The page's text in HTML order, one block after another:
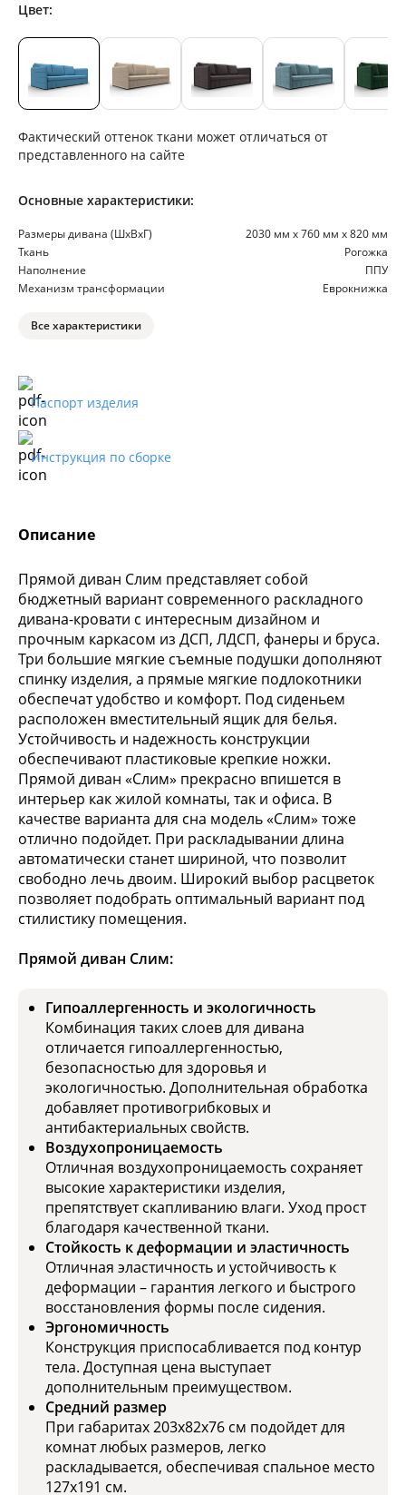
Описание
Прямой диван Слим представляет собой
бюджетный вариант современного раскладного
дивана-кровати с интересным дизайном и
прочным каркасом из ДСП, ЛДСП, фанеры и бруса.
Три большие мягкие съемные подушки дополняют
спинку изделия, а прямые мягкие подлокотники
обеспечат удобство и комфорт. Под сиденьем
расположен вместительный ящик для белья.
Устойчивость и надежность конструкции
обеспечивают пластиковые крепкие ножки.
Прямой диван «Слим» прекрасно впишется в
интерьер как жилой комнаты, так и офиса. В
качестве варианта для сна модель «Слим» тоже
отлично подойдет. При раскладывании длина
автоматически станет шириной, что позволит
свободно лечь двоим. Широкий выбор расцветок
позволяет подобрать оптимальный вариант под
стилистику помещения.
Прямой диван Слим:
Гипоаллергенность и экологичность
Комбинация таких слоев для дивана
отличается гипоаллергенностью,
безопасностью для здоровья и
экологичностью. Дополнительная обработка
добавляет противогрибковых и
антибактериальных свойств.
Воздухопроницаемость
Отличная воздухопроницаемость сохраняет
высокие характеристики изделия,
препятствует скапливанию влаги. Уход прост
благодаря качественной ткани.
Стойкость к деформации и эластичность
Отличная эластичность и устойчивость к
деформации – гарантия легкого и быстрого
восстановления формы после сидения.
Эргономичность
Конструкция приспосабливается под контур
тела. Доступная цена выступает
дополнительным преимуществом.
Средний размер
При габаритах 203х82х76 см подойдет для
комнат любых размеров, легко
раскладывается, обеспечивая спальное место
127х191 см.
Цвет:
Фактический оттенок ткани может отличаться от
представленного на сайте
Основные характеристики:
Размеры дивана (ШхВхГ)
2030 мм х 760 мм х 820 мм
Ткань
Рогожка
Наполнение
ППУ
Механизм трансформации
Еврокнижка
Все характеристики
Паспорт изделия
Инструкция по сборке